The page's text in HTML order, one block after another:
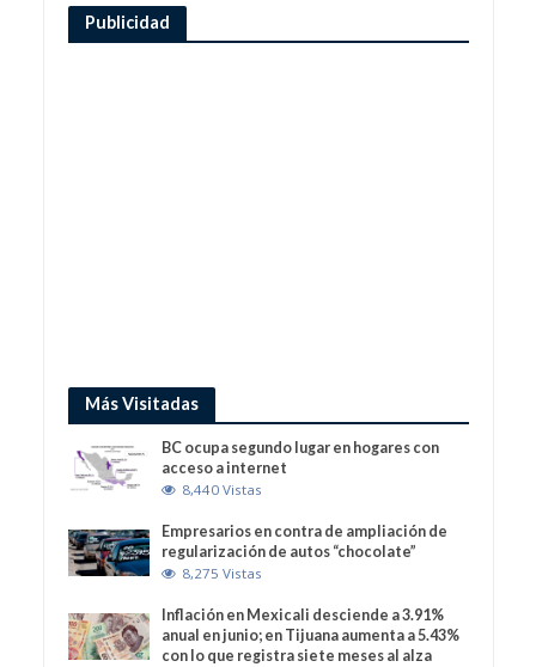
Publicidad
Más Visitadas
BC ocupa segundo lugar en hogares con
acceso a internet
8,440 Vistas
Empresarios en contra de ampliación de
regularización de autos “chocolate”
8,275 Vistas
Inflación en Mexicali desciende a 3.91%
anual en junio; en Tijuana aumenta a 5.43%
con lo que registra siete meses al alza